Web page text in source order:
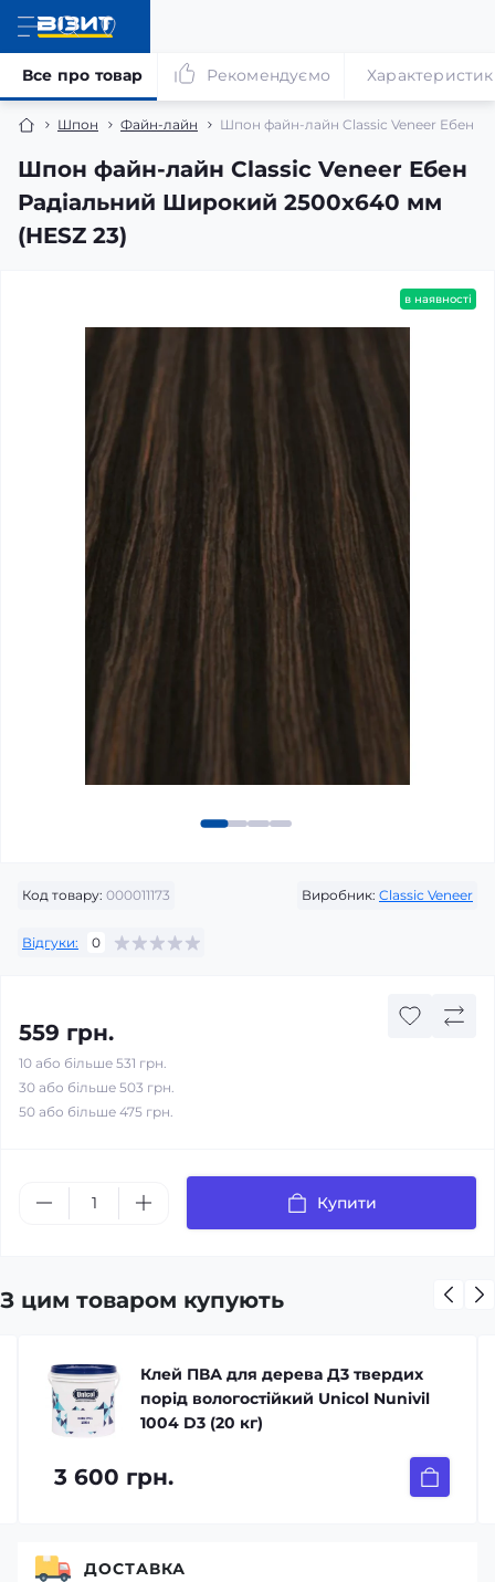
Шпон Файн-лайн Шпон файн-лайн Classic Veneer Ебен
Шпон файн-лайн Classic Veneer Ебен
Радіальний Широкий 2500x640 мм
(HESZ 23)
Все про товар Рекомендуємо
в наявності
Код товару: 000011173 Виробник: Classic Veneer
Відгуки: 0
559 грн.
10 або більше 531 грн.
30 або більше 503 грн.
50 або більше 475 грн.
Купити
З цим товаром купують
Клей ПВА для дерева Д3 твердих
порід вологостійкий Unicol Nunivil
1004 D3 (20 кг)
3 600 грн.
ДОСТАВКА